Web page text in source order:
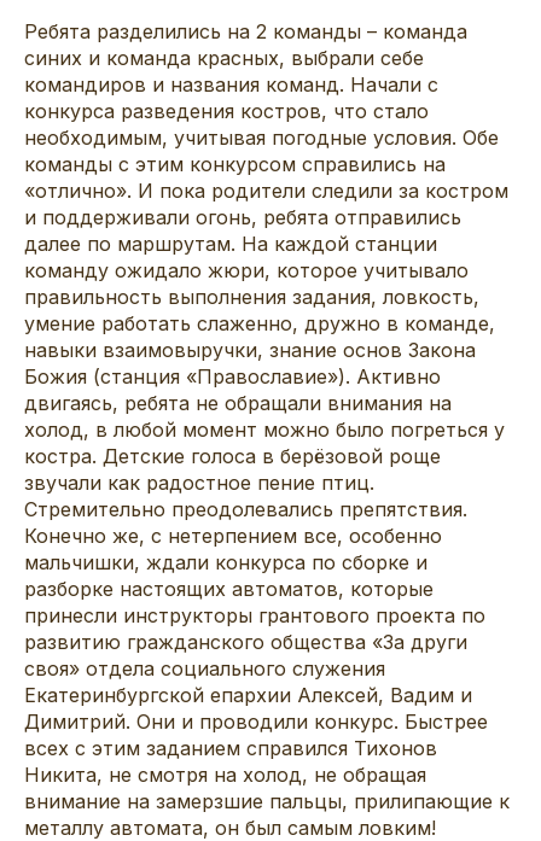
Ребята разделились на 2 команды – команда
синих и команда красных, выбрали себе
командиров и названия команд. Начали с
конкурса разведения костров, что стало
необходимым, учитывая погодные условия. Обе
команды с этим конкурсом справились на
«отлично». И пока родители следили за костром
и поддерживали огонь, ребята отправились
далее по маршрутам. На каждой станции
команду ожидало жюри, которое учитывало
правильность выполнения задания, ловкость,
умение работать слаженно, дружно в команде,
навыки взаимовыручки, знание основ Закона
Божия (станция «Православие»). Активно
двигаясь, ребята не обращали внимания на
холод, в любой момент можно было погреться у
костра. Детские голоса в берёзовой роще
звучали как радостное пение птиц.
Стремительно преодолевались препятствия.
Конечно же, с нетерпением все, особенно
мальчишки, ждали конкурса по сборке и
разборке настоящих автоматов, которые
принесли инструкторы грантового проекта по
развитию гражданского общества «За други
своя» отдела социального служения
Екатеринбургской епархии Алексей, Вадим и
Димитрий. Они и проводили конкурс. Быстрее
всех с этим заданием справился Тихонов
Никита, не смотря на холод, не обращая
внимание на замерзшие пальцы, прилипающие к
металлу автомата, он был самым ловким!